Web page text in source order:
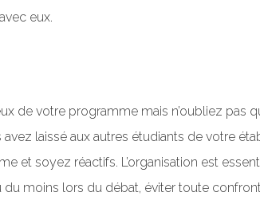
eux.
de votre programme mais n’oubliez pas
laissé aux autres étudiants de votre
soyez réactifs. L’organisation est
moins lors du débat, éviter toute